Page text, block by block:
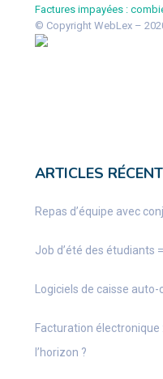
Factures impayées :
© Copyright WebLex –
ARTICLES
Repas d’équipe avec
Job d’été des étudiants
Logiciels de caisse
Facturation
l’horizon ?